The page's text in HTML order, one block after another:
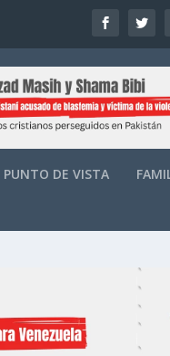
PUNTO DE VISTA